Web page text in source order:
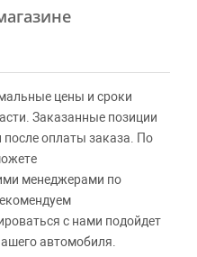
цены и сроки
Заказанные позиции
оплаты заказа. По
менеджерами по
с нами подойдет
автомобиля.